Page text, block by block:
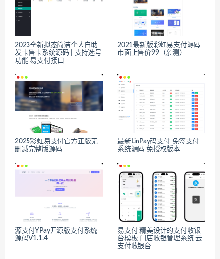
2023全新拟态简洁个人自助
发卡售卡系统源码 | 支持选号
功能 易支付接口
2021最新版彩虹易支付源码
市面上售价99（亲测）
2025彩虹易支付官方正版无
删减完整版源码
最新LinPay码支付 免签支付
系统源码 免授权版本
源支付YPay开源版支付系统
源码V1.1.4
易支付 精美设计的支付收银
台模板 门店收银管理系统 云
支付收银台